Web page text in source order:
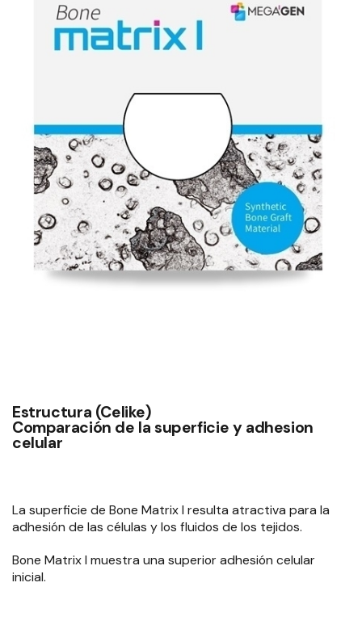
Estructura (Celike)
Comparación de la superficie y adhesion
celular
La superficie de Bone Matrix I resulta atractiva para la
adhesión de las células y los fluidos de los tejidos.
Bone Matrix I muestra una superior adhesión celular
inicial.